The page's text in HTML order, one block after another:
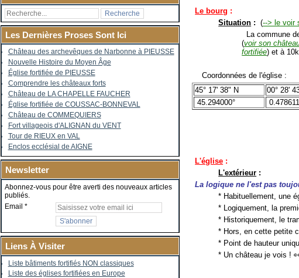
Les Dernières Proses Sont Ici
Château des archevêques de Narbonne à PIEUSSE
Nouvelle Histoire du Moyen Âge
Église fortifiée de PIEUSSE
Comprendre les châteaux forts
Château de LA CHAPELLE FAUCHER
Église fortifiée de COUSSAC-BONNEVAL
Château de COMMEQUIERS
Fort villageois d'ALIGNAN du VENT
Tour de RIEUX en VAL
Enclos ecclésial de AIGNE
Newsletter
Abonnez-vous pour être averti des nouveaux articles
publiés.
Email
Liens À Visiter
Liste bâtiments fortifiés NON classiques
Liste des églises fortifiées en Europe
Le bourg :
Situation : (--> le voir
La commune
(voir son
fortifiée) et à
Coordonnées de l'église :
45° 17' 38" N
00° 28'
45.294000°
L'église :
L'extérieur :
La logique ne l'est pas
* Habituellement, une
* Logiquement, la
* Historiquement, le
* Hors, en cette petite
* Point de hauteur
* Un château je vois !